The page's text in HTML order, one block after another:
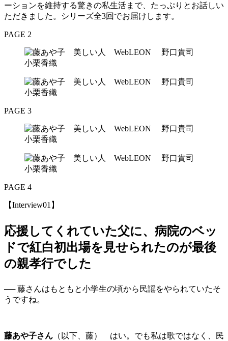
ーションを維持する驚きの私生活まで、たっぷりとお話しい
ただきました。シリーズ全3回でお届けします。
PAGE 2
PAGE 3
PAGE 4
【Interview01】
応援してくれていた父に、病院のベッ
ドで紅白初出場を見せられたのが最後
の親孝行でした
── 藤さんはもともと小学生の頃から民謡をやられていたそ
うですね。
藤あや子さん （以下、藤） はい。でも私は歌ではなく、民